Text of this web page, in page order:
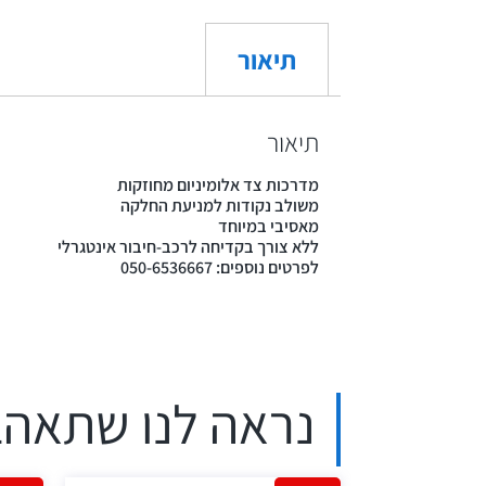
תיאור
תיאור
מדרכות צד אלומיניום מחוזקות
משולב נקודות למניעת החלקה
מאסיבי במיוחד
ללא צורך בקדיחה לרכב-חיבור אינטגרלי
לפרטים נוספים: 050-6536667
נראה לנו